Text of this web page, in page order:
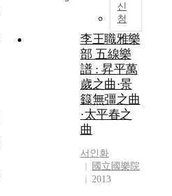
신
청
李王職雅樂
部 五線樂
譜 : 昇平萬
歲之曲·景
籙無彊之曲
·太平春之
曲
서인화
國立國樂院
2013